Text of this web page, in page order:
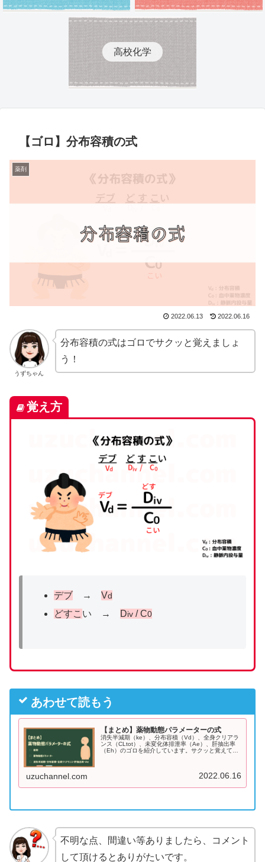
高校化学
【ゴロ】分布容積の式
薬剤
2022.06.13 2022.06.16
うずちゃん
分布容積の式はゴロでサクッと覚えましょ
う！
覚え方
デブ→ Vd
どすこ い → Div/ C0
あわせて読もう
【まとめ】薬物動態パラメーターの式
消失半減期（ke）、分布容積（Vd）、全身クリアラ
ンス（CLtot）、未変化体排泄率（Ae）、肝抽出率
（Eh）のゴロを紹介しています。サクッと覚えて得
uzuchannel.com 2022.06.16
不明な点、間違い等ありましたら、コメント
して頂けるとありがたいです。